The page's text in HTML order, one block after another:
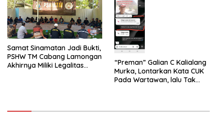
Samat Sinamatan Jadi Bukti,
PSHW TM Cabang Lamongan
Akhirnya Miliki Legalitas
“Preman” Galian C Kalialang
Murka, Lontarkan Kata CUK
Pada Wartawan, lalu Tak